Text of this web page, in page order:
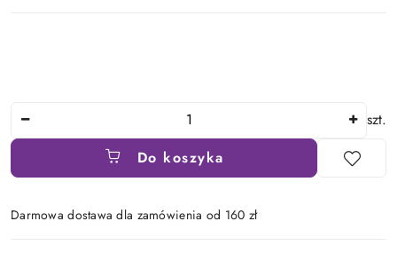
szt.
Do koszyka
Darmowa dostawa dla zamówienia od 160 zł